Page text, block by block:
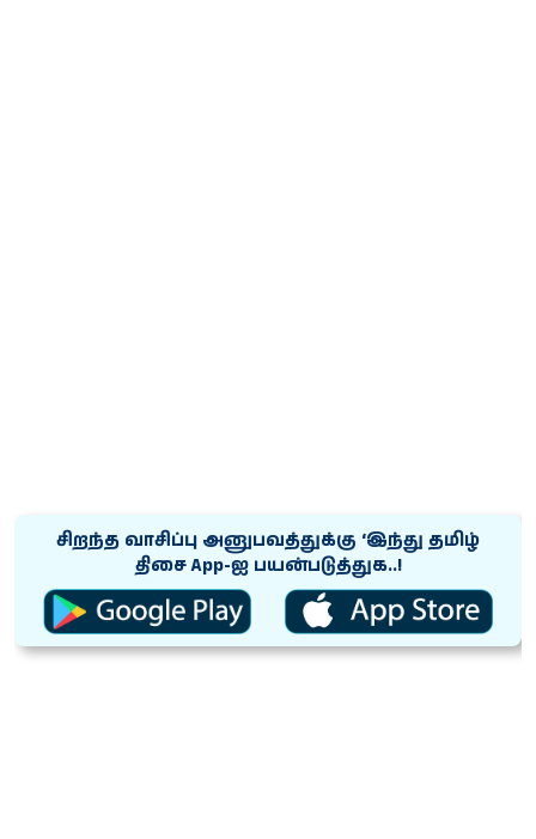
சிறந்த வாசிப்பு அனுபவத்துக்கு ‘இந்து தமிழ்
திசை App-ஐ பயன்படுத்துக..!